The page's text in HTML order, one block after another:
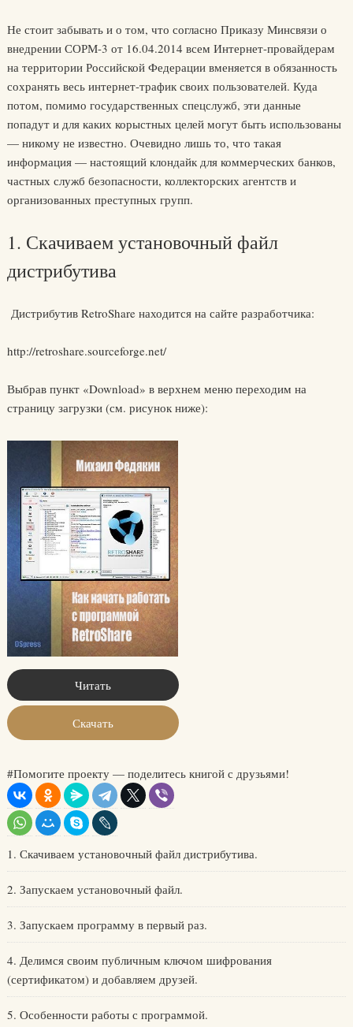
Не стоит забывать и о том, что согласно Приказу Минсвязи о
внедрении СОРМ-3 от 16.04.2014 всем Интернет-провайдерам
на территории Российской Федерации вменяется в обязанность
сохранять весь интернет-трафик своих пользователей. Куда
потом, помимо государственных спецслужб, эти данные
попадут и для каких корыстных целей могут быть использованы
— никому не известно. Очевидно лишь то, что такая
информация — настоящий клондайк для коммерческих банков,
частных служб безопасности, коллекторских агентств и
организованных преступных групп.
1. Скачиваем установочный файл
дистрибутива
Дистрибутив RetroShare находится на сайте разработчика:
http://retroshare.sourceforge.net/
Выбрав пункт «Download» в верхнем меню переходим на
страницу загрузки (см. рисунок ниже):
Читать
Скачать
#Помогите проекту — поделитесь книгой с друзьями!
1. Скачиваем установочный файл дистрибутива.
2. Запускаем установочный файл.
3. Запускаем программу в первый раз.
4. Делимся своим публичным ключом шифрования
(сертификатом) и добавляем друзей.
5. Особенности работы с программой.